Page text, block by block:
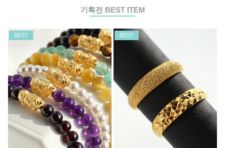
기획전 BEST ITEM
BEST BEST